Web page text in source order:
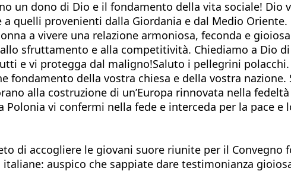
quelli ‎provenienti dalla Giordania e dal ‎Medio ‎Oriente.
a vivere una relazione armoniosa, feconda e
sfruttamento e alla competitività. Chiediamo a Dio
e vi ‎protegga dal maligno!‎‎Saluto i pellegrini
della vostra chiesa e della vostra nazione.
alla costruzione di un’Europa rinnovata nella
Polonia vi confermi nella fede e interceda per la pace
di accogliere le giovani suore riunite per il Convegno
auspico che sappiate dare testimonianza